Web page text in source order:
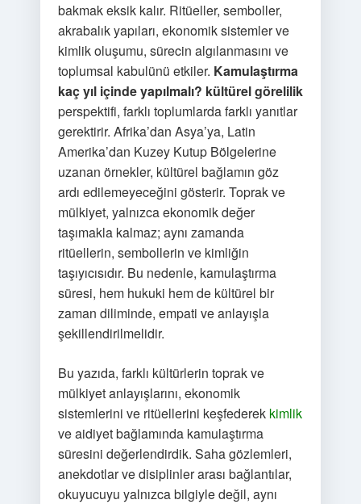
bakmak eksik kalır. Ritüeller, semboller,
akrabalık yapıları, ekonomik sistemler ve
kimlik oluşumu, sürecin algılanmasını ve
toplumsal kabulünü etkiler. Kamulaştırma
kaç yıl içinde yapılmalı? kültürel görelilik
perspektifi, farklı toplumlarda farklı yanıtlar
gerektirir. Afrika’dan Asya’ya, Latin
Amerika’dan Kuzey Kutup Bölgelerine
uzanan örnekler, kültürel bağlamın göz
ardı edilemeyeceğini gösterir. Toprak ve
mülkiyet, yalnızca ekonomik değer
taşımakla kalmaz; aynı zamanda
ritüellerin, sembollerin ve kimliğin
taşıyıcısıdır. Bu nedenle, kamulaştırma
süresi, hem hukuki hem de kültürel bir
zaman diliminde, empati ve anlayışla
şekillendirilmelidir.
Bu yazıda, farklı kültürlerin toprak ve
mülkiyet anlayışlarını, ekonomik
sistemlerini ve ritüellerini keşfederek kimlik
ve aidiyet bağlamında kamulaştırma
süresini değerlendirdik. Saha gözlemleri,
anekdotlar ve disiplinler arası bağlantılar,
okuyucuyu yalnızca bilgiyle değil, aynı